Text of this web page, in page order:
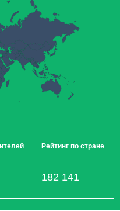
Рейтинг по стране
182 141